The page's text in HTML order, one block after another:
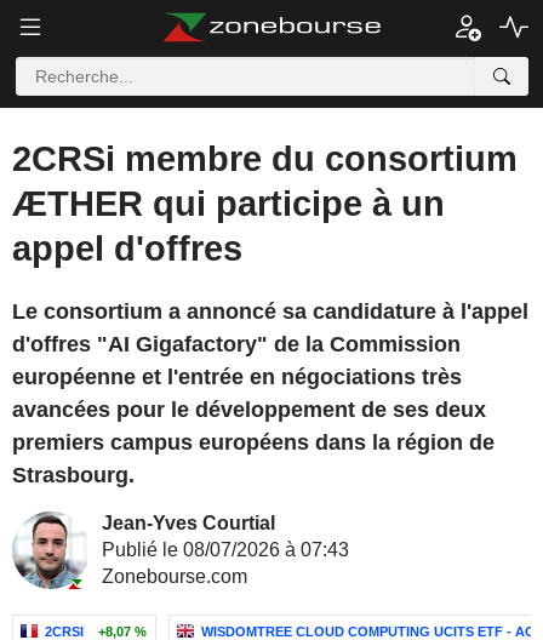
2CRSi membre du consortium
ÆTHER qui participe à un
appel d'offres
Le consortium a annoncé sa candidature à l'appel
d'offres "AI Gigafactory" de la Commission
européenne et l'entrée en négociations très
avancées pour le développement de ses deux
premiers campus européens dans la région de
Strasbourg.
Jean-Yves Courtial
Publié le 08/07/2026 à 07:43
Zonebourse.com
2CRSI +8,07 % WISDOMTREE CLOUD COMPUTING UCITS ETF -